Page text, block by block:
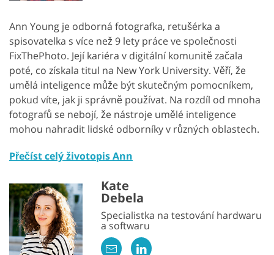
Ann Young je odborná fotografka, retušérka a
spisovatelka s více než 9 lety práce ve společnosti
FixThePhoto. Její kariéra v digitální komunitě začala
poté, co získala titul na New York University. Věří, že
umělá inteligence může být skutečným pomocníkem,
pokud víte, jak ji správně používat. Na rozdíl od mnoha
fotografů se nebojí, že nástroje umělé inteligence
mohou nahradit lidské odborníky v různých oblastech.
Přečíst celý životopis Ann
Kate
Debela
Specialistka na testování hardwaru
a softwaru